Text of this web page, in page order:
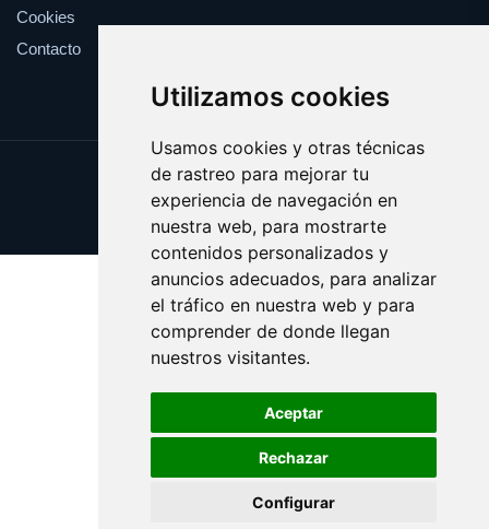
Utilizamos cookies
Usamos cookies y otras técnicas
de rastreo para mejorar tu
experiencia de navegación en
nuestra web, para mostrarte
contenidos personalizados y
anuncios adecuados, para analizar
el tráfico en nuestra web y para
comprender de donde llegan
nuestros visitantes.
Aceptar
Rechazar
Configurar
Cookies
Contacto
Update cookies preferences
Copyright © 2025 whitehouse.es